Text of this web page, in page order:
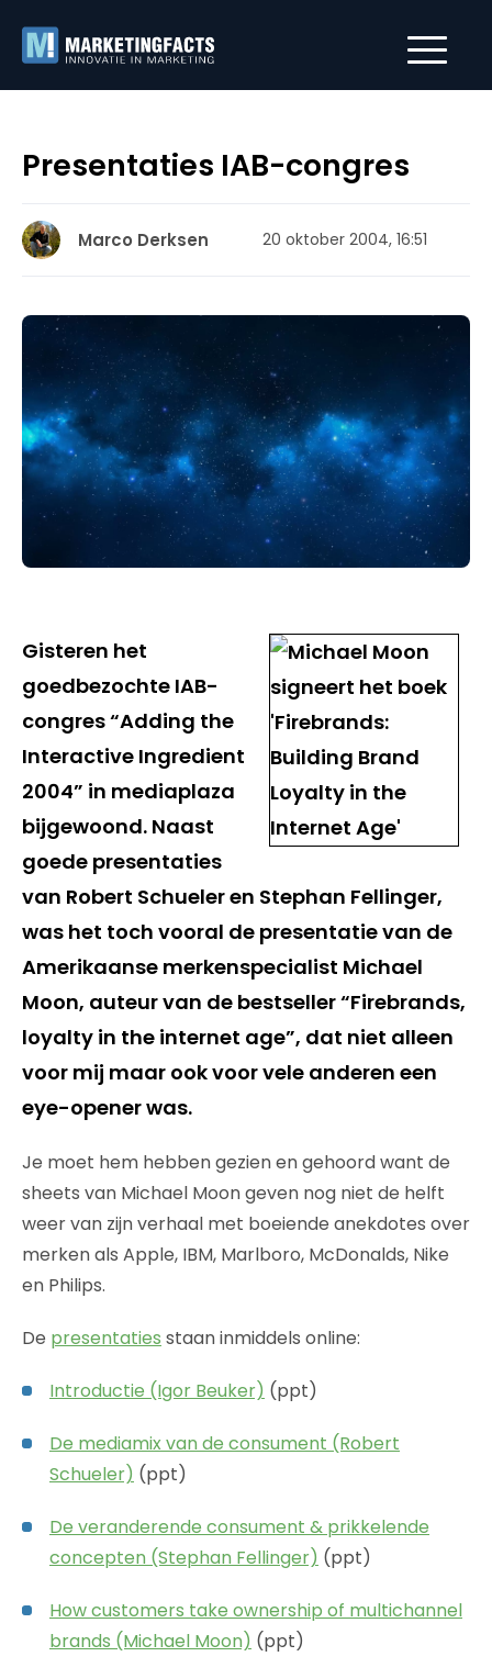
Presentaties IAB-congres
Marco Derksen 20 oktober 2004, 16:51
Gisteren het
goedbezochte IAB-
congres “Adding the
Interactive Ingredient
2004” in mediaplaza
bijgewoond. Naast
goede presentaties
van Robert Schueler en Stephan Fellinger,
was het toch vooral de presentatie van de
Amerikaanse merkenspecialist Michael
Moon, auteur van de bestseller “Firebrands,
loyalty in the internet age”, dat niet alleen
voor mij maar ook voor vele anderen een
eye-opener was.
Je moet hem hebben gezien en gehoord want de
sheets van Michael Moon geven nog niet de helft
weer van zijn verhaal met boeiende anekdotes over
merken als Apple, IBM, Marlboro, McDonalds, Nike
en Philips.
De presentaties staan inmiddels online:
Introductie (Igor Beuker) (ppt)
De mediamix van de consument (Robert
Schueler) (ppt)
De veranderende consument & prikkelende
concepten (Stephan Fellinger) (ppt)
How customers take ownership of multichannel
brands (Michael Moon) (ppt)